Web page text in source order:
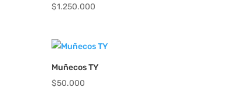
$1.250.000
Muñecos TY
$50.000